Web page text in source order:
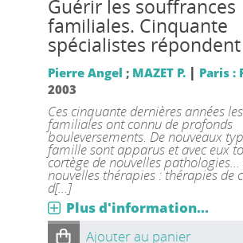
Guérir les souffrances
familiales. Cinquante
spécialistes répondent
Pierre Angel ; MAZET P. | Paris :
2003
Ces cinquante dernières années
familiales ont connu de profonds
bouleversements. De nouveaux
famille sont apparus et avec eux
cortège de nouvelles pathologies...
nouvelles thérapies : thérapies de
d[...]
Plus d'information...
Ajouter au panier